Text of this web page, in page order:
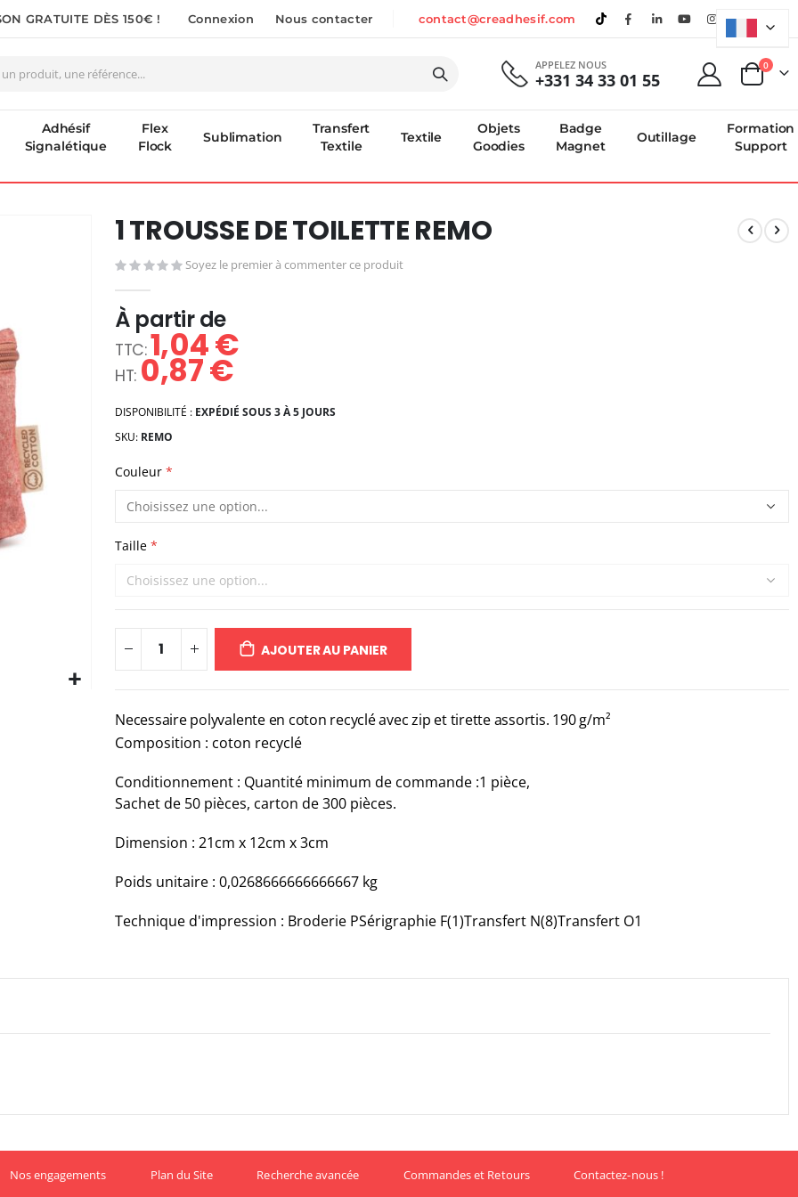
GRATUITE DÈS 150€ ! Connexion Nous contacter contact@creadhesif.com
APPELEZ NOUS
+331 34 33 01 55 Panier
0
Adhésif
Signalétique
Flex
Flock
Sublimation
Transfert
Textile
Textile
Objets
Goodies
Badge
Magnet
Outillage
Formation
Support
1 TROUSSE DE TOILETTE REMO
Soyez le premier à commenter ce produit
À partir de
1,04 €
0,87 €
DISPONIBILITÉ : EXPÉDIÉ SOUS 3 À 5 JOURS
SKU REMO
Couleur
Taille
AJOUTER AU PANIER
Necessaire polyvalente en coton recyclé avec zip et tirette assortis. 190 g/m²
Composition : coton recyclé
Conditionnement : Quantité minimum de commande :1 pièce,
Sachet de 50 pièces, carton de 300 pièces.
Dimension : 21cm x 12cm x 3cm
Poids unitaire : 0,0268666666666667 kg
Technique d'impression : Broderie PSérigraphie F(1)Transfert N(8)Transfert O1
Nos engagements Plan du Site Recherche avancée Commandes et Retours Contactez-nous !